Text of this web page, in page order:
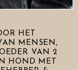
HET
MENSEN,
VAN 2
HOND MET